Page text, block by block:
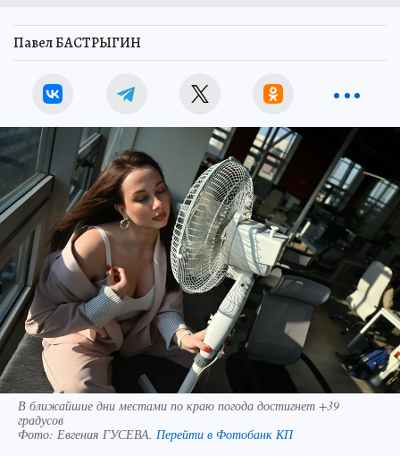
Павел БАСТРЫГИН
В ближайшие дни местами по краю погода достигнет +39
градусов
Фото: Евгения ГУСЕВА. Перейти в Фотобанк КП